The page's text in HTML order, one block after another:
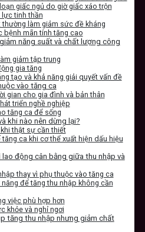
giấc ngủ do giờ giấc xáo trộn
lực tinh thần
thường làm giảm sức đề kháng
bệnh mãn tính tăng cao
năng suất và chất lượng công
giảm tập trung
gia tăng
tạo và khả năng giải quyết vấn đề
vào tăng ca
gian cho gia đình và bản thân
triển nghề nghiệp
tăng ca để sống
khi nào nên dừng lại?
thật sự cần thiết
tăng ca khi cơ thể xuất hiện dấu hiệu
động cân bằng giữa thu nhập và
thay vì phụ thuộc vào tăng ca
để tăng thu nhập không cần
việc phù hợp hơn
khỏe và nghỉ ngơi
tăng thu nhập nhưng giảm chất